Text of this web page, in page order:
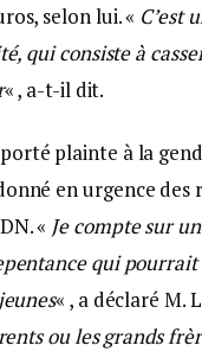
selon lui. « C’est
qui consiste à
« , a-t-il dit.
plainte à la
en urgence des
« Je compte sur
qui
« , a déclaré M.
ou les grands